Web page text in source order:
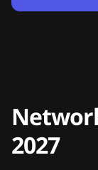
2027